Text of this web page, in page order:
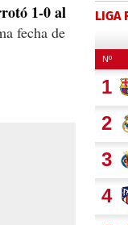
1-0 al
fecha de
LIGA